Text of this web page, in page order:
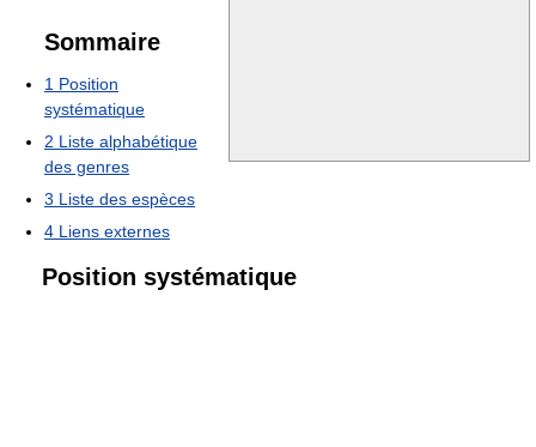
Sommaire
1 Position
systématique
2 Liste alphabétique
des genres
3 Liste des espèces
4 Liens externes
Position systématique